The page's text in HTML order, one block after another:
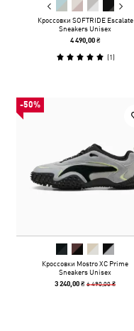
Кроссовки SOFTRIDE Escalate
Sneakers Unisex
4 490,00 ₴
(1)
-50%
Кроссовки Mostro XC Prime
Sneakers Unisex
3 240,00 ₴6 490,00 ₴